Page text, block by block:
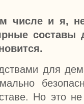
числе и я,
составы
для
Но это